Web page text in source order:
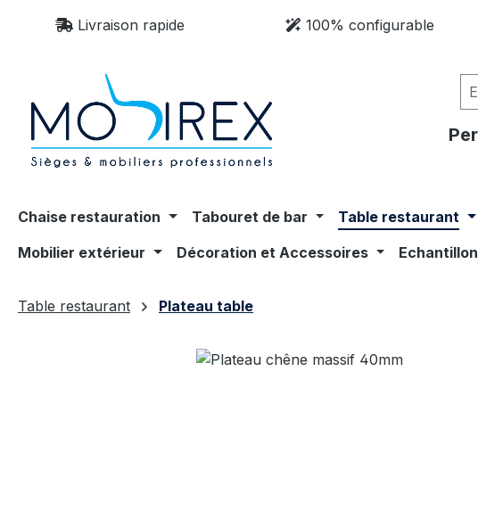
au contenu principal
Passer à la recherche
Passer à la navigation principale
Livraison rapide 100% configurable
Chaise restauration Tabouret de bar Table restaurant
Mobilier extérieur
Décoration et Accessoires
Table restaurant Plateau table